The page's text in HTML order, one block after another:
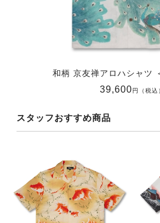
和柄 京友禅アロハシャツ
39,600円（税込
スタッフおすすめ商品